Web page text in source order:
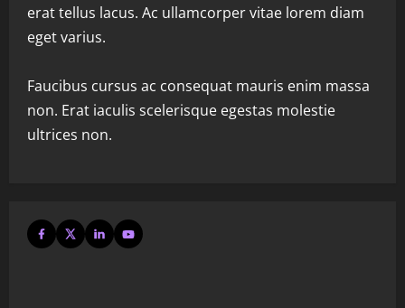
erat tellus lacus. Ac ullamcorper vitae lorem diam
eget varius.
Faucibus cursus ac consequat mauris enim massa
non. Erat iaculis scelerisque egestas molestie
ultrices non.